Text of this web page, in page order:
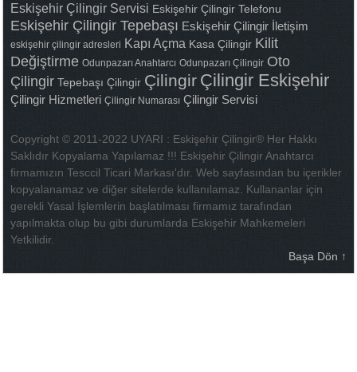
Eskişehir Çilingir Servisi Eskişehir Çilingir Telefonu
Eskişehir Çilingir Tepebaşı Eskişehir Çilingir İletişim
eskişehir çilingir adresleri Kapı Açma Kasa Çilingir Kilit
Değiştirme Odunpazarı Anahtarcı Odunpazarı Çilingir Oto
Çilingir Tepebaşı Çilingir Çilingir Çilingir Eskişehir
Çilingir Hizmetleri Çilingir Numarası Çilingir Servisi
Copyright © 2011-2022 UYARI : Eskişehir Çilingir® Her Hakkı
Saklıdır Kopyalama Yapılamaz !!! Eskişehir Çilingir Anahtarcı
firmamızın Tesccil Ticari Markası'dır. Web sayfasından bu içerikler
kopyalanamaz ve diğer sitelerde kullanılamaz. Kullananlar için
gerekli Yasal İşlemlerin başlatılması firmamız tarafından
yapılmakta olup bu gibi durumlarda Eskişehir Mahkemeleri
Yetkilidir.
Başa Dön ↑